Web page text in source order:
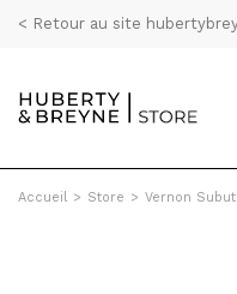
< Retour au site
Accueil > Store > Vernon